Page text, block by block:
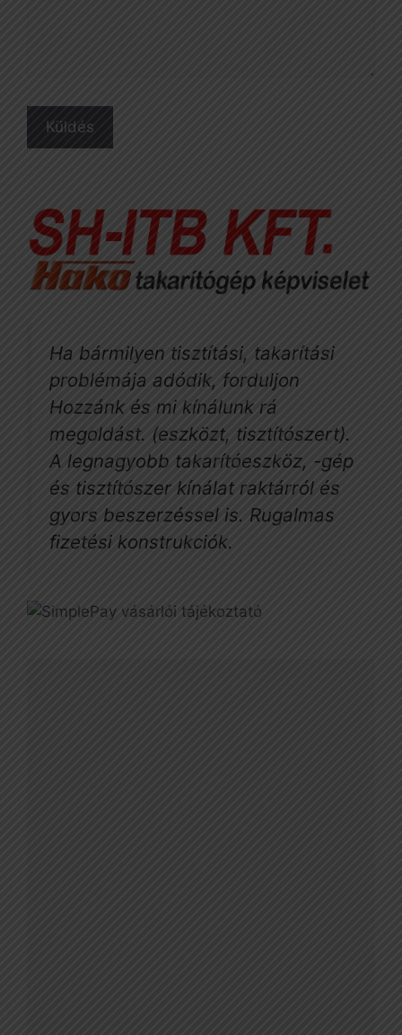
Ha bármilyen tisztítási, takarítási
problémája adódik, forduljon
Hozzánk és mi kínálunk rá
megoldást. (eszközt, tisztítószert).
A legnagyobb takarítóeszköz, -gép
és tisztítószer kínálat raktárról és
gyors beszerzéssel is. Rugalmas
fizetési konstrukciók.